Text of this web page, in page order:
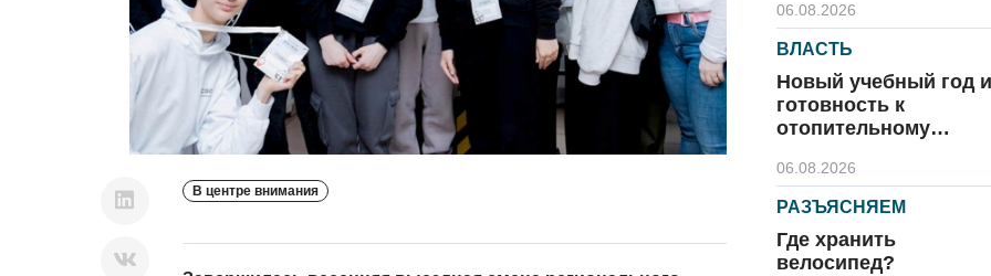
В центре внимания
06.08.2026
ВЛАСТЬ
Новый учебный год и
готовность к
отопительному
06.08.2026
РАЗЪЯСНЯЕМ
Где хранить
велосипед?